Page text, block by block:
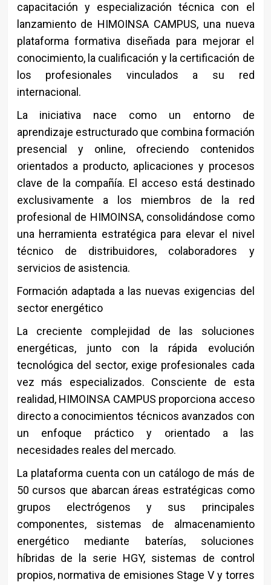
capacitación y especialización técnica con el
lanzamiento de HIMOINSA CAMPUS, una nueva
plataforma formativa diseñada para mejorar el
conocimiento, la cualificación y la certificación de
los profesionales vinculados a su red
internacional.
La iniciativa nace como un entorno de
aprendizaje estructurado que combina formación
presencial y online, ofreciendo contenidos
orientados a producto, aplicaciones y procesos
clave de la compañía. El acceso está destinado
exclusivamente a los miembros de la red
profesional de HIMOINSA, consolidándose como
una herramienta estratégica para elevar el nivel
técnico de distribuidores, colaboradores y
servicios de asistencia.
Formación adaptada a las nuevas exigencias del
sector energético
La creciente complejidad de las soluciones
energéticas, junto con la rápida evolución
tecnológica del sector, exige profesionales cada
vez más especializados. Consciente de esta
realidad, HIMOINSA CAMPUS proporciona acceso
directo a conocimientos técnicos avanzados con
un enfoque práctico y orientado a las
necesidades reales del mercado.
La plataforma cuenta con un catálogo de más de
50 cursos que abarcan áreas estratégicas como
grupos electrógenos y sus principales
componentes, sistemas de almacenamiento
energético mediante baterías, soluciones
híbridas de la serie HGY, sistemas de control
propios, normativa de emisiones Stage V y torres